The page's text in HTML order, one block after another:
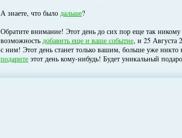
А знаете, что было дальше?
Обратите внимание! Этот день до сих пор еще так
возможность добавить еще и ваше событие, и 25 Августа
с ним! Этот день станет только вашим, больше уже
подарите этот день кому-нибудь! Будет уникальный